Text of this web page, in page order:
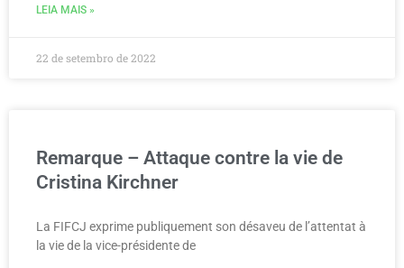
LEIA MAIS »
22 de setembro de 2022
Remarque – Attaque contre la vie de
Cristina Kirchner
La FIFCJ exprime publiquement son désaveu de l’attentat à
la vie de la vice-présidente de